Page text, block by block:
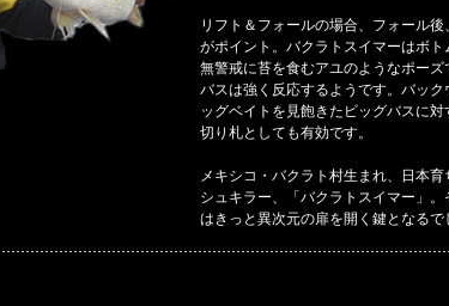
リフト＆フォールの場合、フォール
がポイント。バクラトスイマーはボト
無警戒に苔を食むアユのようなポー
バスは強く反応するようです。バッ
ッグベイトを見飽きたビッグバスに
切り札としても有効です。
メキシコ・バクラト村生まれ、日本
シュキラー、「バクラトスイマー」
はきっと異次元の扉を開く鍵となるで